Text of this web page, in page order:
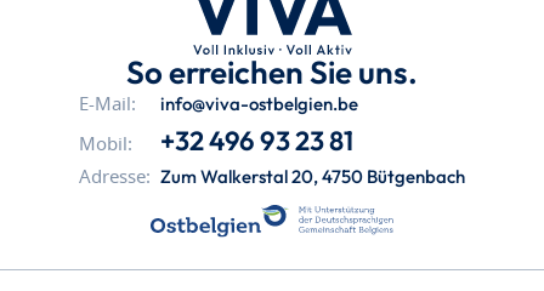
So erreichen Sie uns.
E-Mail: info@viva-ostbelgien.be
Mobil: +32 496 93 23 81
Adresse: Zum Walkerstal 20, 4750 Bütgenbach